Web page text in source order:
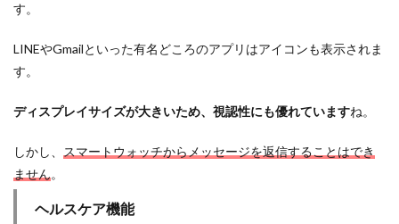
す。
LINEやGmailといった有名どころのアプリはアイコンも表示されま
す。
ディスプレイサイズが大きいため、視認性にも優れていますね。
しかし、 スマートウォッチからメッセージを返信することはでき
ません。
ヘルスケア機能